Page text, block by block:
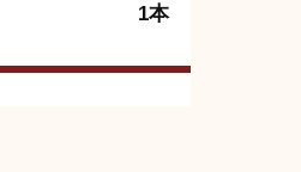
1本